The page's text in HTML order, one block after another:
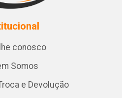
conosco
Somos
e Devolução